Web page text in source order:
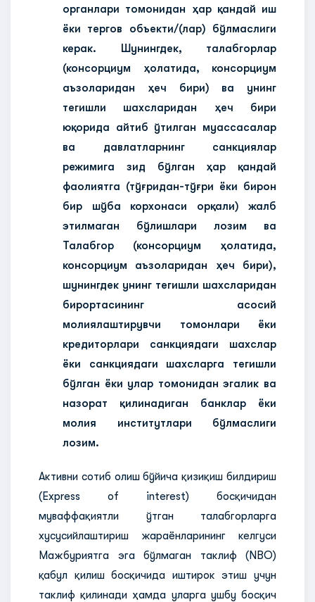
органлари томонидан ҳар қандай иш
ёки тергов объекти/(лар) бўлмаслиги
керак. Шунингдек, талабгорлар
(консорциум ҳолатида, консорциум
аъзоларидан ҳеч бири) ва унинг
тегишли шахсларидан ҳеч бири
юқорида айтиб ўтилган муассасалар
ва давлатларнинг санкциялар
режимига зид бўлган ҳар қандай
фаолиятга (тўғридан-тўғри ёки бирон
бир шўба корхонаси орқали) жалб
этилмаган бўлишлари лозим ва
Талабгор (консорциум ҳолатида,
консорциум аъзоларидан ҳеч бири),
шунингдек унинг тегишли шахсларидан
бирортасининг асосий
молиялаштирувчи томонлари ёки
кредиторлари санкциядаги шахслар
ёки санкциядаги шахсларга тегишли
бўлган ёки улар томонидан эгалик ва
назорат қилинадиган банклар ёки
молия институтлари бўлмаслиги
лозим.
Активни сотиб олиш бўйича қизиқиш билдириш
(Express of interest) босқичидан
муваффақиятли ўтган талабгорларга
хусусийлаштириш жараёнларининг келгуси
Мажбуриятга эга бўлмаган таклиф (NBO)
қабул қилиш босқичида иштирок этиш учун
таклиф қилинади ҳамда уларга ушбу босқич